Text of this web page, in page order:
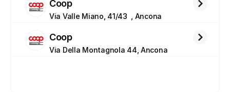
Coop
Via Valle Miano, 41/43  , Ancona
Coop
Via Della Montagnola 44, Ancona